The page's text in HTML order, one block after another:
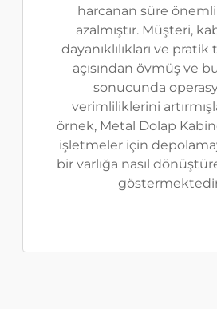
harcanan süre
azalmıştır. Müşteri,
dayanıklılıkları ve pratik
açısından övmüş ve
sonucunda
verimliliklerini
örnek, Metal Dolap
işletmeler için
bir varlığa nasıl